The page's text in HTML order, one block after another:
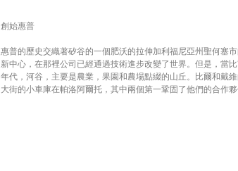
創始惠普
惠普的歷史交織著矽谷的一個肥沃的拉伸加利福尼亞州聖何塞
新中心，在那裡公司已經通過技術進步改變了世界。但是，當
年代，河谷，主要是農業，果園和農場點綴的山丘。比爾和戴
大街的小車庫在帕洛阿爾托，其中兩個第一鞏固了他們的合作